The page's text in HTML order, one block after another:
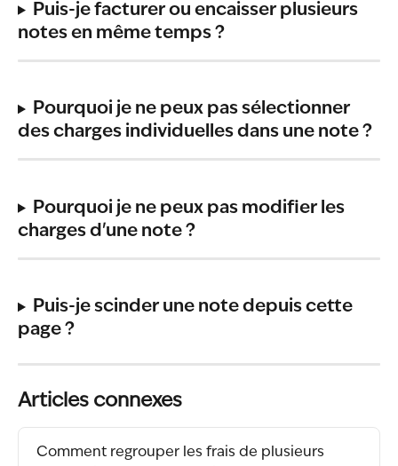
Puis-je facturer ou encaisser plusieurs
notes en même temps ?
Pourquoi je ne peux pas sélectionner
des charges individuelles dans une note ?
Pourquoi je ne peux pas modifier les
charges d'une note ?
Puis-je scinder une note depuis cette
page ?
Articles connexes
Comment regrouper les frais de plusieurs